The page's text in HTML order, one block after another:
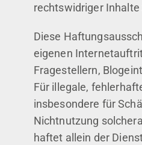
rechtswidriger Inhalte
Diese
eigenen
Fragestellern,
Für illegale,
insbesondere für
Nichtnutzung
haftet allein der